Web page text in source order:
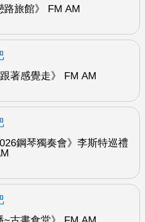
路旅館》 FM AM
跟著感覺走》 FM AM
鋼琴獨奏會》李斯特巡禮